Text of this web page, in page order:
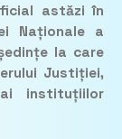
astăzi în
Naționale a
la care
Justiției,
instituțiilor